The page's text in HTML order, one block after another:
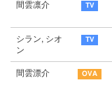
間雲凛介
シラン, シオ
ン
間雲漂介